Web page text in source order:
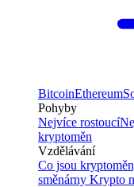
BitcoinEthereum
Pohyby
Nejvíce rostoucí
kryptoměn
Vzdělávání
Co jsou
směnárny Krypto